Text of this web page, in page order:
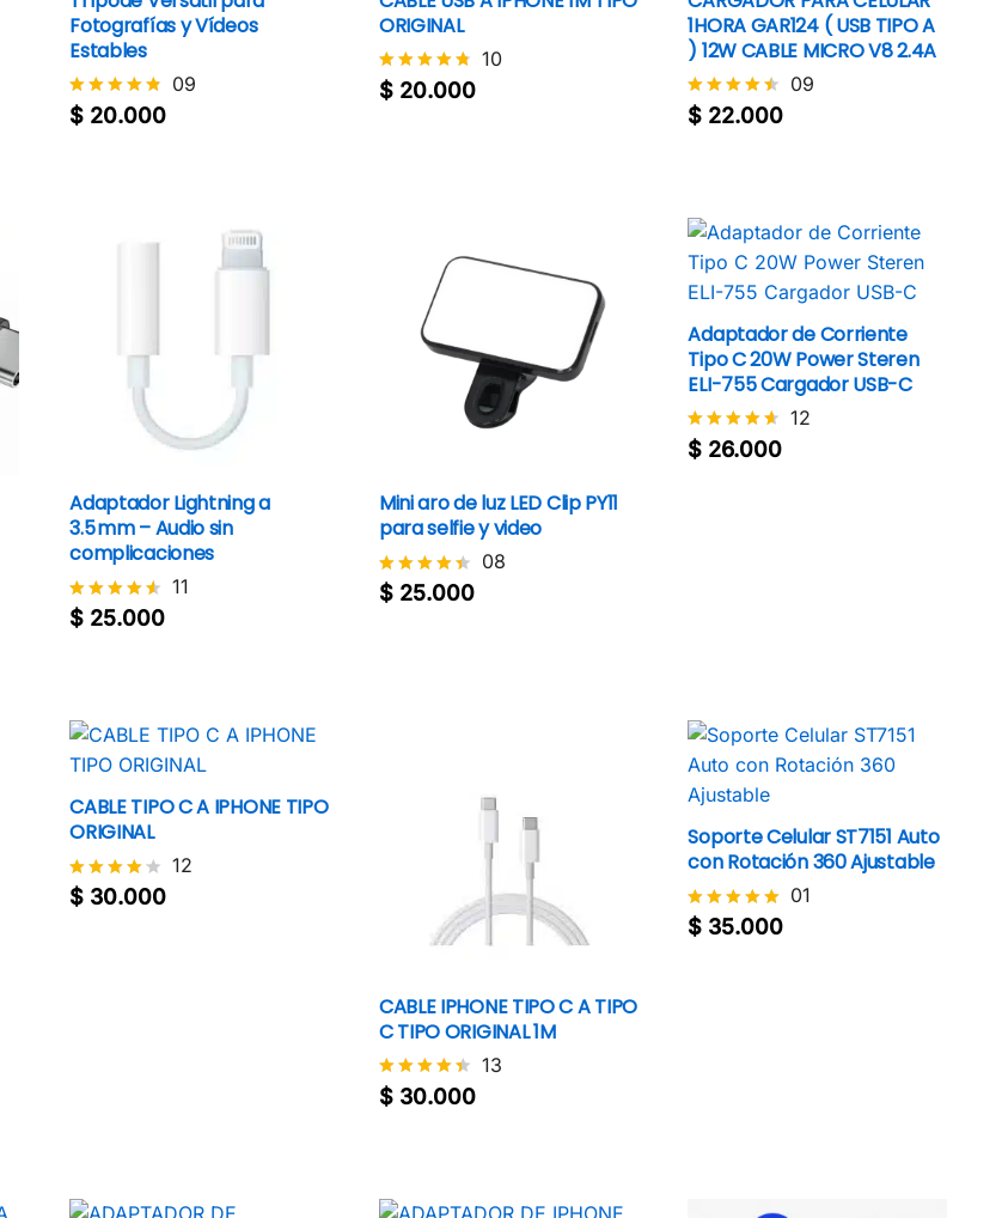
Fotografías y Vídeos
Estables
Valorado
con
09
$ 20.000
$ 20.000
ORIGINAL
Valorado
con
10
$20.000
$ 20.000
1HORA GAR124 ( USB TIPO A
) 12W CABLE MICRO V8 2.4A
Valorado
con
09
$ 22.000
Adaptador Lightning a
3.5 mm – Audio sin
complicaciones
Valorado
11
$ 25.000
$ 25.000
Mini aro de luz LED Clip PY11
para selfie y video
Valorado
08
$25.000
$25.000
Adaptador de Corriente
Tipo C 20W Power Steren
ELI-755 Cargador USB-C
Valorado
con
12
$ 26.000
$
CABLE TIPO C A IPHONE TIPO
ORIGINAL
Valorado
12
$ 30.000
$ 30.000
CABLE IPHONE TIPO C A TIPO
C TIPO ORIGINAL 1M
Valorado
con
13
$30.000
$30.000
Soporte Celular ST7151 Auto
con Rotación 360 Ajustable
Valorado
01
$ 35.000